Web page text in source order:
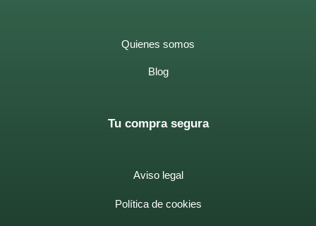
Quienes somos
Blog
Tu compra segura
Aviso legal
Política de cookies